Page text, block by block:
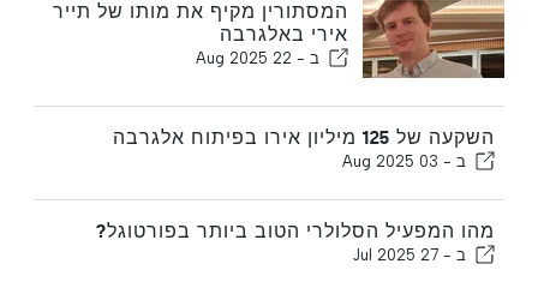
המסתורין מקיף את מותו של תייר
אירי באלגרבה
ב - 22 Aug 2025
השקעה של 125 מיליון אירו בפיתוח אלגרבה
ב - 03 Aug 2025
מהו המפעיל הסלולרי הטוב ביותר בפורטוגל?
ב - 27 Jul 2025